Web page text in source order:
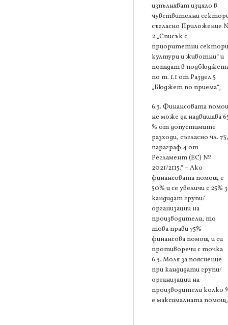
изпълняват изцяло в
чувствителни
съгласно Приложение
2 „Списък с
приоритетни
култури и животни“ и
попадат в
по т. 1.1 от Раздел 5
„Бюджет по приема“;
6.3. Финансовата
не може да надвишава
% от допустимите
разходи, съгласно чл. 73,
параграф 4 от
Регламент (ЕС) №
2021/2115.“ – Ако
финансовата помощ е
50% и се увеличи с 25%
кандидат групи/
организации на
производители, то
това прави 75%
финансова помощ и си
противоречи с точка
6.3. Моля за пояснение
при кандидати групи/
организации на
производители колко
е максималната помощ.